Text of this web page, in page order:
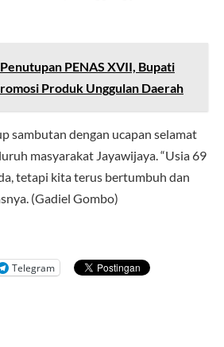
PENAS XVII, Bupati
Produk Unggulan Daerah
sambutan dengan ucapan selamat
masyarakat Jayawijaya. “Usia 69
tetapi kita terus bertumbuh dan
(Gadiel Gombo)
Telegram